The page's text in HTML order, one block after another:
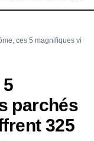
ces 5 magnifiques
parchés
325